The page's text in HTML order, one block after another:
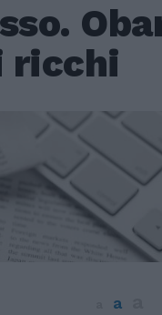
ricchi
a